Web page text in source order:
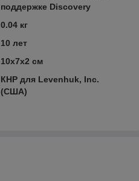
поддержке Discovery
0.04 кг
10 лет
10x7x2 см
КНР для Levenhuk, Inc.
(США)